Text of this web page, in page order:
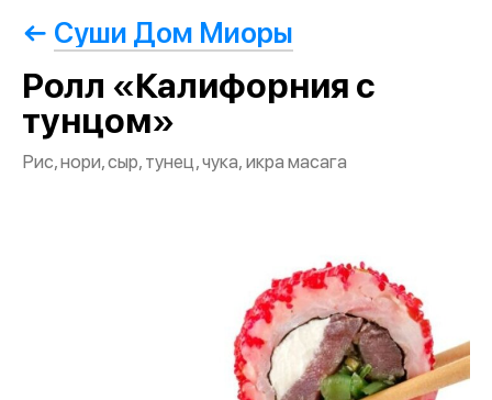
Суши Дом Миоры
Ролл «Калифорния с
тунцом»
Рис, нори, сыр, тунец, чука, икра масага